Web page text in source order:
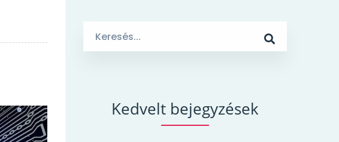
Kedvelt bejegyzések